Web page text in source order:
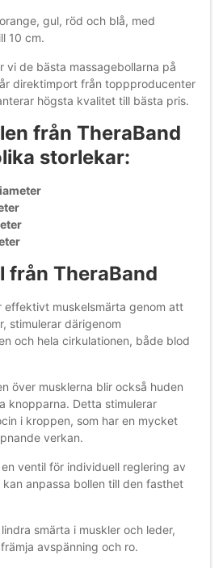
gul, röd och blå, med
10 cm.
vi de bästa massagebollarna på
direktimport från toppproducenter
högsta kvalitet till bästa pris.
från TheraBand
storlekar:
från TheraBand
effektivt muskelsmärta genom att
stimulerar därigenom
och hela cirkulationen, både blod
över musklerna blir också huden
knopparna. Detta stimulerar
i kroppen, som har en mycket
verkan.
ventil för individuell reglering av
anpassa bollen till den fasthet
smärta i muskler och leder,
avspänning och ro.